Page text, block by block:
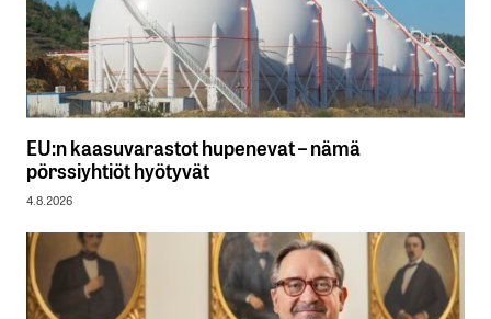
EU:n kaasuvarastot hupenevat – nämä
pörssiyhtiöt hyötyvät
4.8.2026